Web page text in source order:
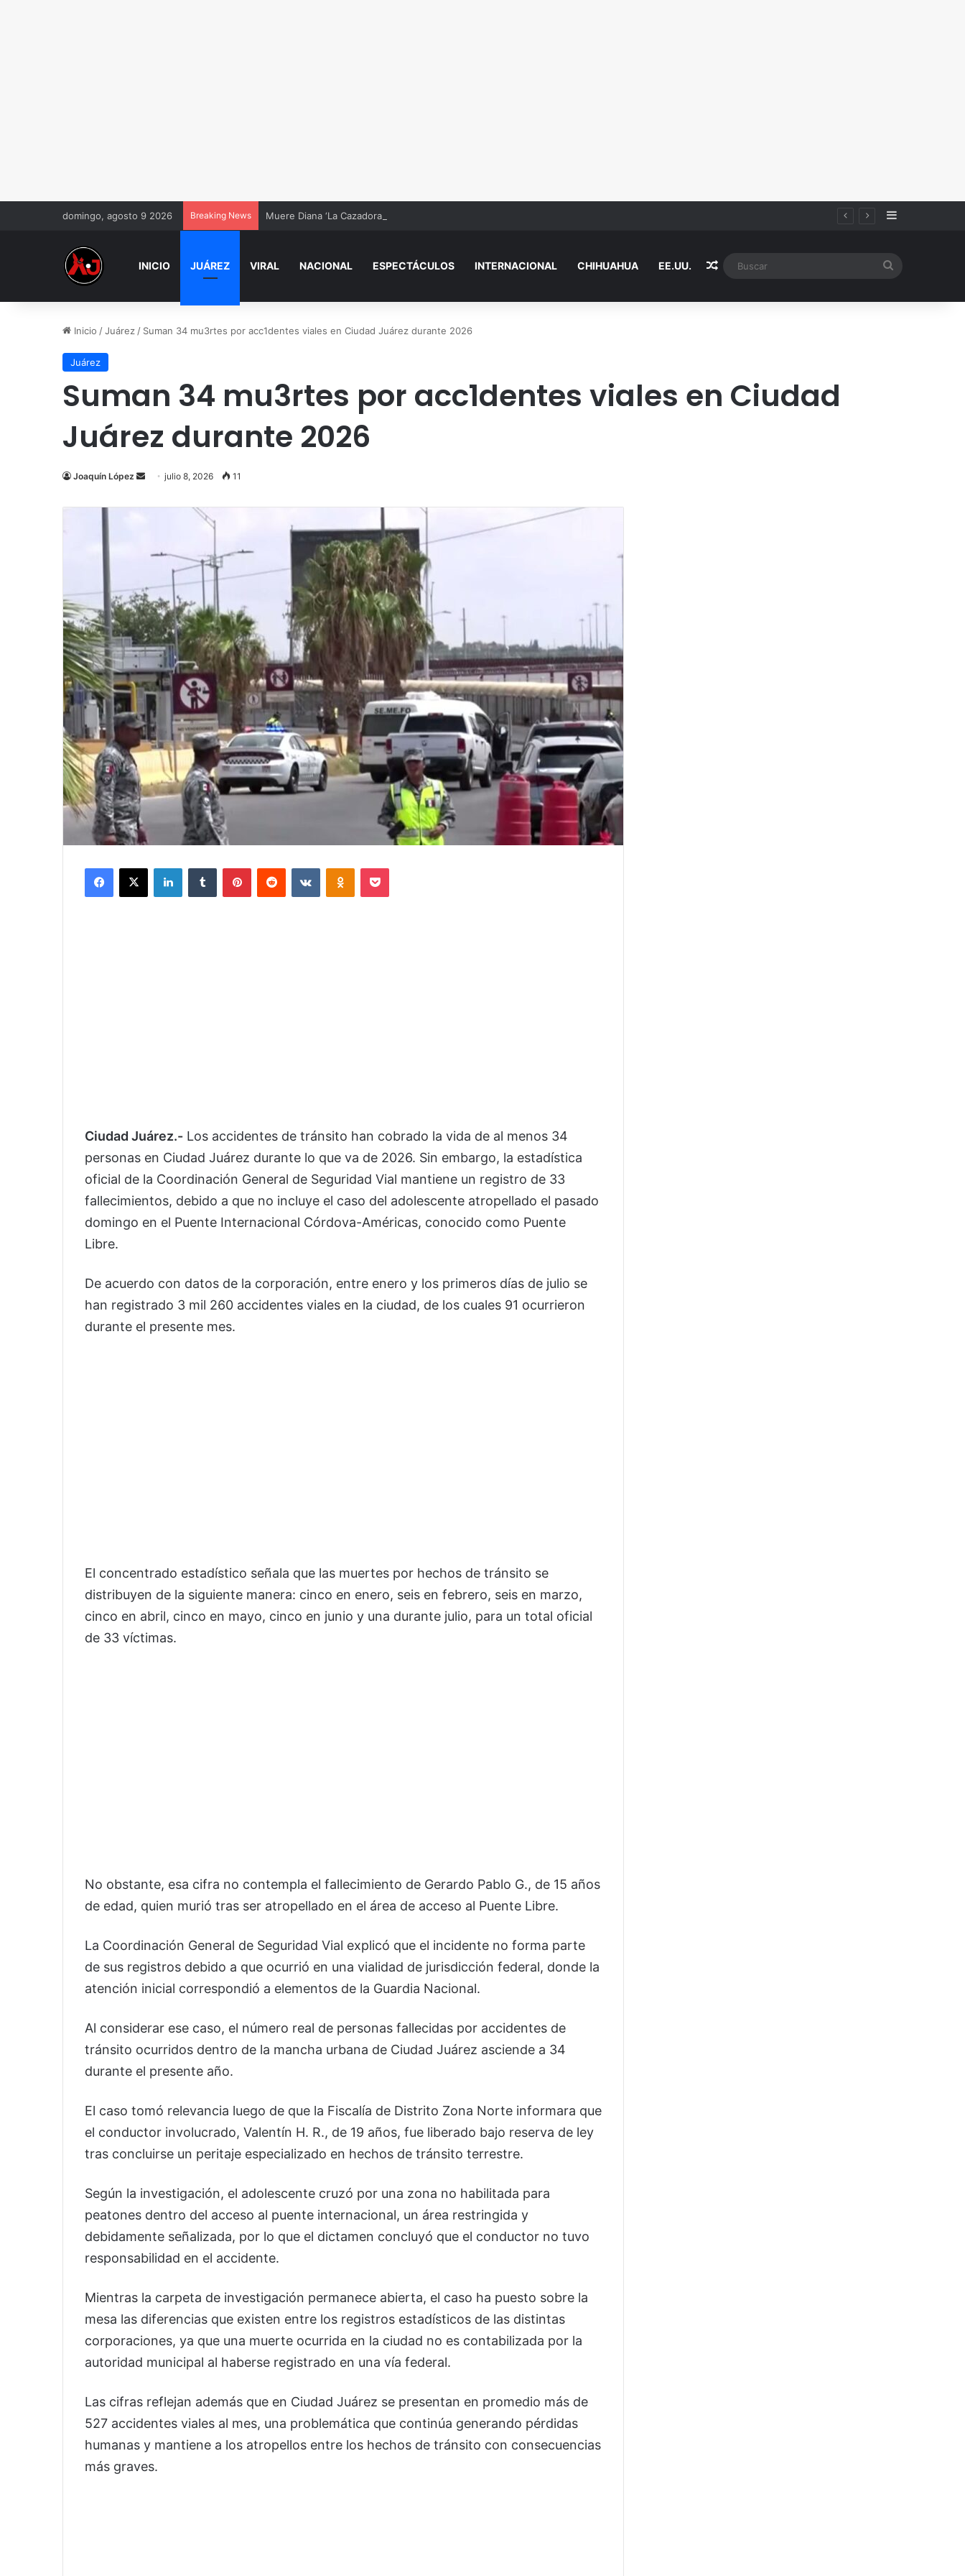
domingo, agosto 9 2026 Breaking News Muere Diana ‘La Cazadora’, leyenda de la lucha libre mexicana Sidebar
INICIO JUÁREZ VIRAL NACIONAL ESPECTÁCULOS INTERNACIONAL CHIHUAHUA EE.UU. Random Article
Inicio /Juárez / Suman 34 mu3rtes por acc1dentes viales en Ciudad Juárez durante 2026
Juárez
Suman 34 mu3rtes por acc1dentes viales en Ciudad
Juárez durante 2026
Joaquín López
Send
email
julio 8, 2026 11
Facebook
X LinkedInTumblr PinterestReddit VKontakteOdnoklassniki
Pocket
Ciudad Juárez.- Los accidentes de tránsito han cobrado la vida de al menos 34
personas en Ciudad Juárez durante lo que va de 2026. Sin embargo, la estadística
oficial de la Coordinación General de Seguridad Vial mantiene un registro de 33
fallecimientos, debido a que no incluye el caso del adolescente atropellado el pasado
domingo en el Puente Internacional Córdova-Américas, conocido como Puente
Libre.
De acuerdo con datos de la corporación, entre enero y los primeros días de julio se
han registrado 3 mil 260 accidentes viales en la ciudad, de los cuales 91 ocurrieron
durante el presente mes.
El concentrado estadístico señala que las muertes por hechos de tránsito se
distribuyen de la siguiente manera: cinco en enero, seis en febrero, seis en marzo,
cinco en abril, cinco en mayo, cinco en junio y una durante julio, para un total oficial
de 33 víctimas.
No obstante, esa cifra no contempla el fallecimiento de Gerardo Pablo G., de 15 años
de edad, quien murió tras ser atropellado en el área de acceso al Puente Libre.
La Coordinación General de Seguridad Vial explicó que el incidente no forma parte
de sus registros debido a que ocurrió en una vialidad de jurisdicción federal, donde la
atención inicial correspondió a elementos de la Guardia Nacional.
Al considerar ese caso, el número real de personas fallecidas por accidentes de
tránsito ocurridos dentro de la mancha urbana de Ciudad Juárez asciende a 34
durante el presente año.
El caso tomó relevancia luego de que la Fiscalía de Distrito Zona Norte informara que
el conductor involucrado, Valentín H. R., de 19 años, fue liberado bajo reserva de ley
tras concluirse un peritaje especializado en hechos de tránsito terrestre.
Según la investigación, el adolescente cruzó por una zona no habilitada para
peatones dentro del acceso al puente internacional, un área restringida y
debidamente señalizada, por lo que el dictamen concluyó que el conductor no tuvo
responsabilidad en el accidente.
Mientras la carpeta de investigación permanece abierta, el caso ha puesto sobre la
mesa las diferencias que existen entre los registros estadísticos de las distintas
corporaciones, ya que una muerte ocurrida en la ciudad no es contabilizada por la
autoridad municipal al haberse registrado en una vía federal.
Las cifras reflejan además que en Ciudad Juárez se presentan en promedio más de
527 accidentes viales al mes, una problemática que continúa generando pérdidas
humanas y mantiene a los atropellos entre los hechos de tránsito con consecuencias
más graves.